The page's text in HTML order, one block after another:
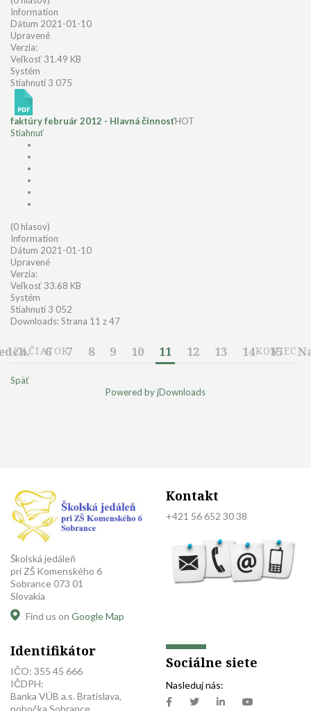
Information
Dátum 2021-01-10
Upravené
Verzia:
Veľkosť 31.49 KB
Systém
Stiahnutí 3 075
faktúry február 2012 - Hlavná činnosťHOT
Stiahnuť
(0 hlasov)
Information
Dátum 2021-01-10
Upravené
Verzia:
Veľkosť 33.68 KB
Systém
Stiahnutí 3 052
Downloads: Strana 11 z 47
ZAČIATOK
6 7 8 9 10 11 12 13 14 15
KONIEC
Späť
Powered by jDownloads
Školská jedáleň
pri ZŠ Komenského 6
Sobrance 073 01
Slovakia
Find us on Google Map
Kontakt
+421 56 652 30 38
Identifikátor
IČO: 355 45 666
IČDPH:
Banka VÚB a.s. Bratislava,
Sociálne siete
Nasleduj nás: